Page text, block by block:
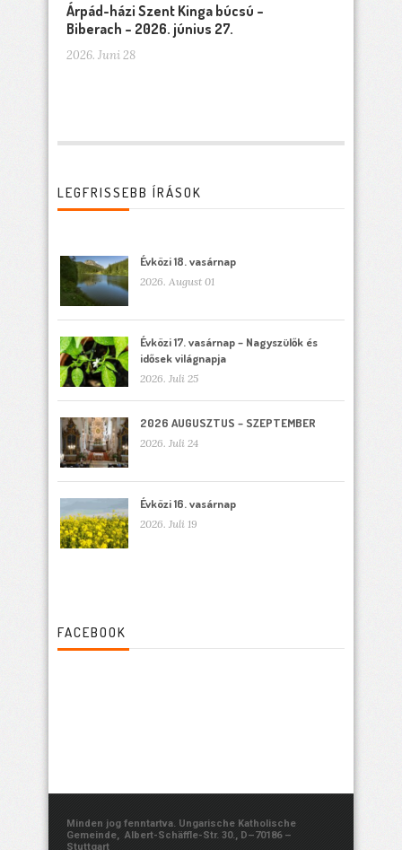
Árpád-házi Szent Kinga búcsú –
Biberach – 2026. június 27.
2026. Juni 28
LEGFRISSEBB ÍRÁSOK
Évközi 18. vasárnap
2026. August 01
Évközi 17. vasárnap – Nagyszülők és
idősek világnapja
2026. Juli 25
2026 AUGUSZTUS – SZEPTEMBER
2026. Juli 24
Évközi 16. vasárnap
2026. Juli 19
FACEBOOK
Minden jog fenntartva. Ungarische Katholische
Gemeinde, Albert-Schäffle-Str. 30., D–70186 –
Stuttgart